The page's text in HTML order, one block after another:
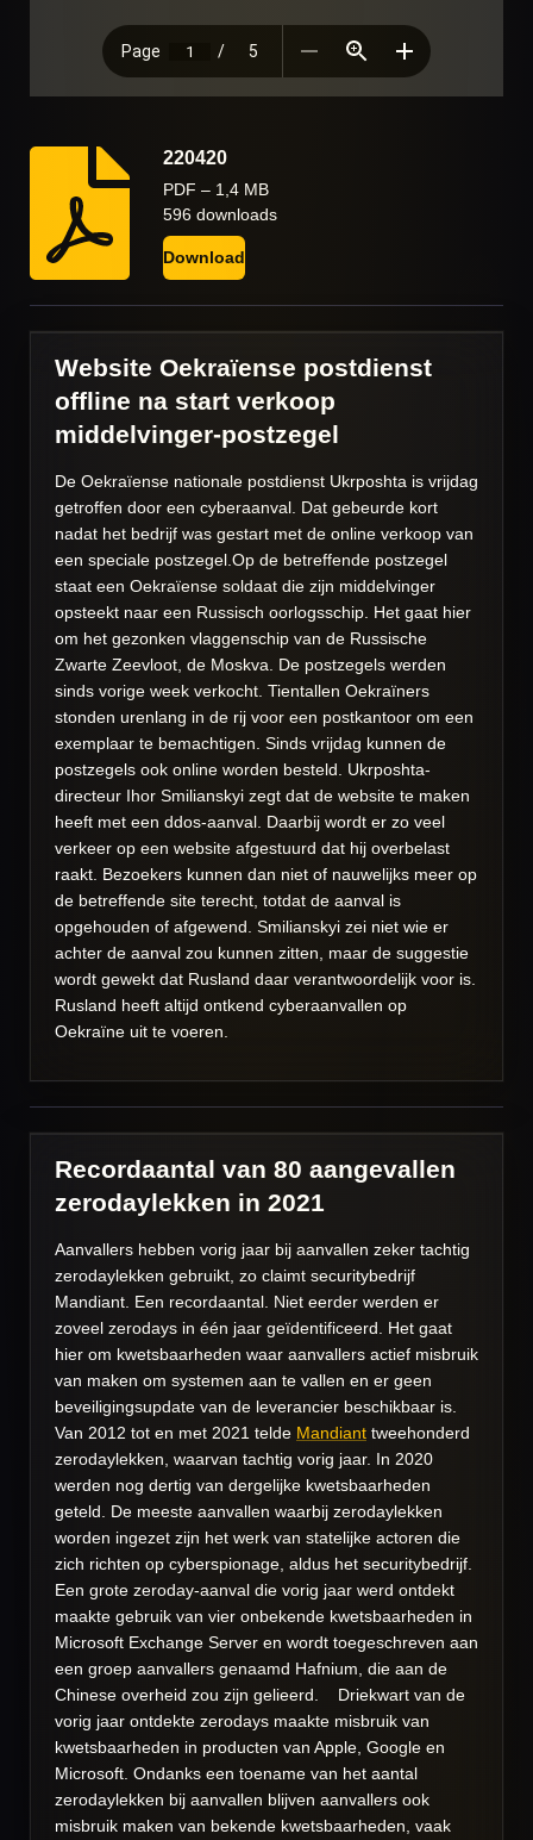
220420
PDF – 1,4 MB
596 downloads
Download
Website Oekraïense postdienst
offline na start verkoop
middelvinger-postzegel
De Oekraïense nationale postdienst Ukrposhta is vrijdag
getroffen door een cyberaanval. Dat gebeurde kort
nadat het bedrijf was gestart met de online verkoop van
een speciale postzegel.Op de betreffende postzegel
staat een Oekraïense soldaat die zijn middelvinger
opsteekt naar een Russisch oorlogsschip. Het gaat hier
om het gezonken vlaggenschip van de Russische
Zwarte Zeevloot, de Moskva. De postzegels werden
sinds vorige week verkocht. Tientallen Oekraïners
stonden urenlang in de rij voor een postkantoor om een
exemplaar te bemachtigen. Sinds vrijdag kunnen de
postzegels ook online worden besteld. Ukrposhta-
directeur Ihor Smilianskyi zegt dat de website te maken
heeft met een ddos-aanval. Daarbij wordt er zo veel
verkeer op een website afgestuurd dat hij overbelast
raakt. Bezoekers kunnen dan niet of nauwelijks meer op
de betreffende site terecht, totdat de aanval is
opgehouden of afgewend. Smilianskyi zei niet wie er
achter de aanval zou kunnen zitten, maar de suggestie
wordt gewekt dat Rusland daar verantwoordelijk voor is.
Rusland heeft altijd ontkend cyberaanvallen op
Oekraïne uit te voeren.
Recordaantal van 80 aangevallen
zerodaylekken in 2021
Aanvallers hebben vorig jaar bij aanvallen zeker tachtig
zerodaylekken gebruikt, zo claimt securitybedrijf
Mandiant. Een recordaantal. Niet eerder werden er
zoveel zerodays in één jaar geïdentificeerd. Het gaat
hier om kwetsbaarheden waar aanvallers actief misbruik
van maken om systemen aan te vallen en er geen
beveiligingsupdate van de leverancier beschikbaar is.
Van 2012 tot en met 2021 telde Mandiant tweehonderd
zerodaylekken, waarvan tachtig vorig jaar. In 2020
werden nog dertig van dergelijke kwetsbaarheden
geteld. De meeste aanvallen waarbij zerodaylekken
worden ingezet zijn het werk van statelijke actoren die
zich richten op cyberspionage, aldus het securitybedrijf.
Een grote zeroday-aanval die vorig jaar werd ontdekt
maakte gebruik van vier onbekende kwetsbaarheden in
Microsoft Exchange Server en wordt toegeschreven aan
een groep aanvallers genaamd Hafnium, die aan de
Chinese overheid zou zijn gelieerd. Driekwart van de
vorig jaar ontdekte zerodays maakte misbruik van
kwetsbaarheden in producten van Apple, Google en
Microsoft. Ondanks een toename van het aantal
zerodaylekken bij aanvallen blijven aanvallers ook
misbruik maken van bekende kwetsbaarheden, vaak